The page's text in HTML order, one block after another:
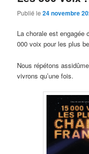
Publié le24 novembre
La chorale est engagée
000 voix pour les plus
Nous répétons
vivrons qu’une fois.